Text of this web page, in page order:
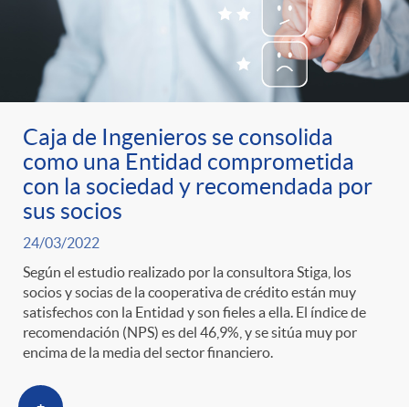
Caja de Ingenieros se consolida
como una Entidad comprometida
con la sociedad y recomendada por
sus socios
24/03/2022
Según el estudio realizado por la consultora Stiga, los
socios y socias de la cooperativa de crédito están muy
satisfechos con la Entidad y son fieles a ella. El índice de
recomendación (NPS) es del 46,9%, y se sitúa muy por
encima de la media del sector financiero.